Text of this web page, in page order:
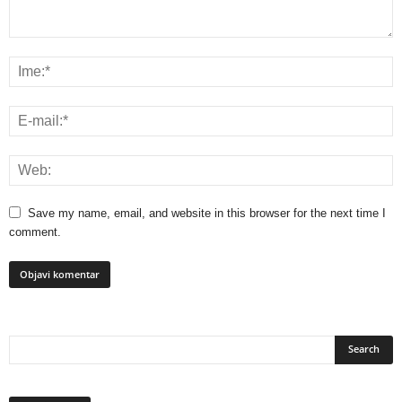
Save my name, email, and website in this browser for the next time I
comment.